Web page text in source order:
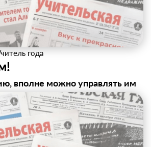
года
вполне можно управлять им